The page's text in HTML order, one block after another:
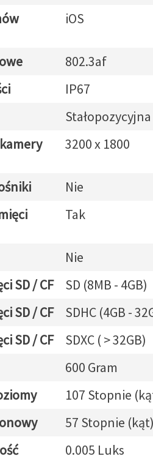
iOS
802.3af
IP67
Stałopozycyjna
3200 x 1800
Nie
Tak
Nie
SD / CF
SD (8MB - 4GB)
SD / CF
SDHC (4GB -
SD / CF
SDXC ( > 32GB)
600 Gram
107 Stopnie
57 Stopnie
0.005 Luks